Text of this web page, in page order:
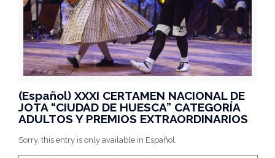
(Español) XXXI CERTAMEN NACIONAL DE
JOTA “CIUDAD DE HUESCA” CATEGORÍA
ADULTOS Y PREMIOS EXTRAORDINARIOS
Sorry, this entry is only available in Español.